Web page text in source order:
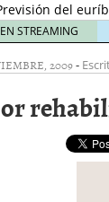
del
el año
Banco de
01/2026
STREAMING
2009-